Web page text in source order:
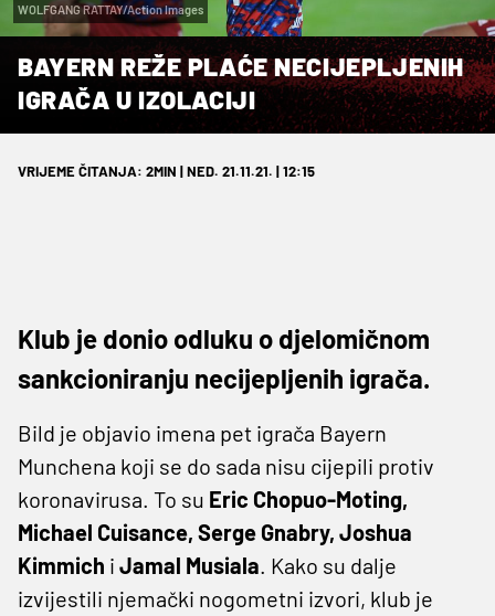
WOLFGANG RATTAY/Action Images
BAYERN REŽE PLAĆE NECIJEPLJENIH
IGRAČA U IZOLACIJI
VRIJEME ČITANJA: 2MIN | NED. 21.11.21. | 12:15
Klub je donio odluku o djelomičnom
sankcioniranju necijepljenih igrača.
Bild je objavio imena pet igrača Bayern
Munchena koji se do sada nisu cijepili protiv
koronavirusa. To su Eric Chopuo-Moting,
Michael Cuisance, Serge Gnabry, Joshua
Kimmich i Jamal Musiala. Kako su dalje
izvijestili njemački nogometni izvori, klub je